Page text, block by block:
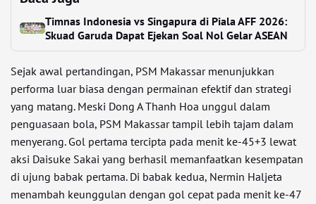
Timnas Indonesia vs Singapura di Piala AFF 2026:
Skuad Garuda Dapat Ejekan Soal Nol Gelar ASEAN
Sejak awal pertandingan, PSM Makassar menunjukkan
performa luar biasa dengan permainan efektif dan strategi
yang matang. Meski Dong A Thanh Hoa unggul dalam
penguasaan bola, PSM Makassar tampil lebih tajam dalam
menyerang. Gol pertama tercipta pada menit ke-45+3 lewat
aksi Daisuke Sakai yang berhasil memanfaatkan kesempatan
di ujung babak pertama. Di babak kedua, Nermin Haljeta
menambah keunggulan dengan gol cepat pada menit ke-47